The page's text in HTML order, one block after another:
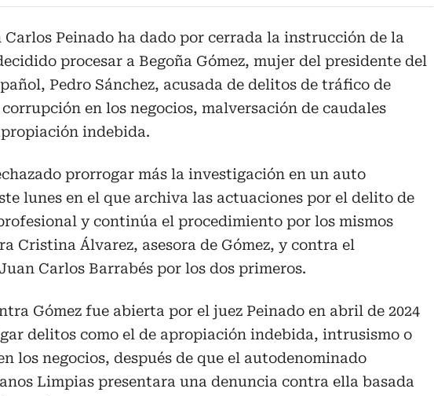
Carlos Peinado ha dado por cerrada la instrucción de la
procesar a Begoña Gómez, mujer del presidente del
Pedro Sánchez, acusada de delitos de tráfico de
en los negocios, malversación de caudales
indebida.
prorrogar más la investigación en un auto
lunes en el que archiva las actuaciones por el delito de
y continúa el procedimiento por los mismos
Cristina Álvarez, asesora de Gómez, y contra el
Carlos Barrabés por los dos primeros.
Gómez fue abierta por el juez Peinado en abril de 2024
delitos como el de apropiación indebida, intrusismo o
los negocios, después de que el autodenominado
Limpias presentara una denuncia contra ella basada